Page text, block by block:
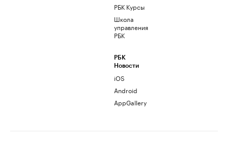
РБК Курсы
Школа
управления
РБК
РБК
Новости
iOS
Android
AppGallery